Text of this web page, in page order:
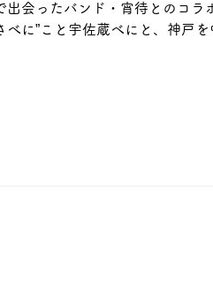
会ったバンド・宵待とのコラ
に”こと宇佐蔵べにと、神戸を